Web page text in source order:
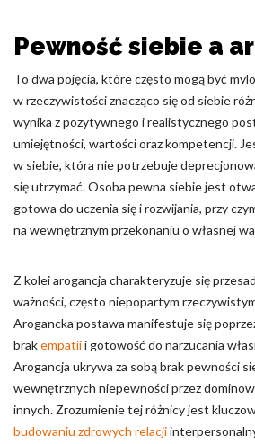
Pewność siebie a
To dwa pojęcia, które często mogą być
w rzeczywistości znacząco się od siebie
wynika z pozytywnego i realistycznego
umiejętności, wartości oraz kompetencji.
w siebie, która nie potrzebuje
się utrzymać. Osoba pewna siebie jest
gotowa do uczenia się i rozwijania, przy
na wewnętrznym przekonaniu o własnej
Z kolei arogancja charakteryzuje się
ważności, często niepopartym
Arogancka postawa manifestuje się
brakempatiii gotowość do narzucania
Arogancja ukrywa za sobą brak pewności
wewnętrznych niepewności przez
innych. Zrozumienie tej różnicy jest
budowaniu zdrowych relacji